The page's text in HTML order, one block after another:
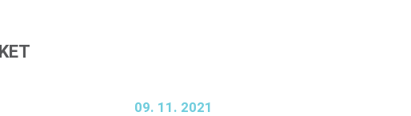
09. 11. 2021